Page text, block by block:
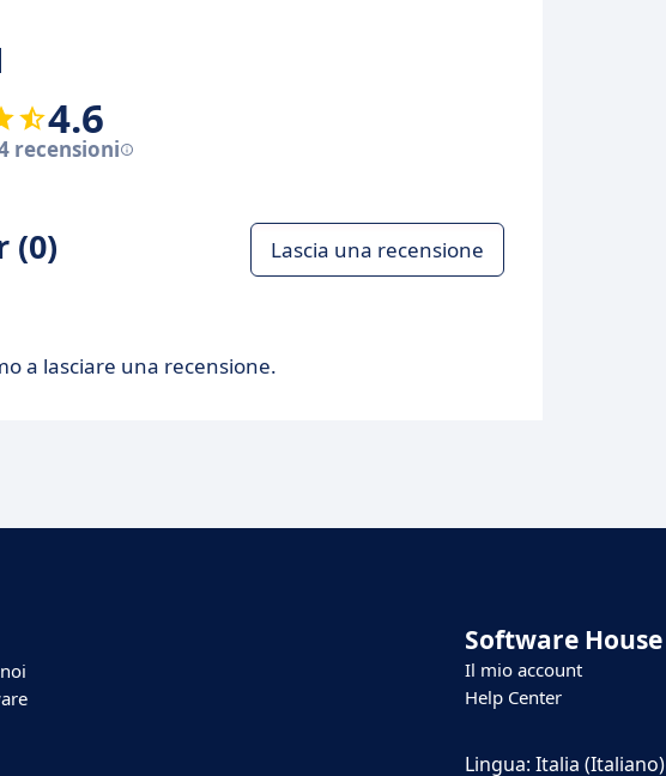
4.6
recensioni
(0) Lascia una recensione
a lasciare una recensione.
Software House
Il mio account
Help Center
Lingua:Italia (Italiano)